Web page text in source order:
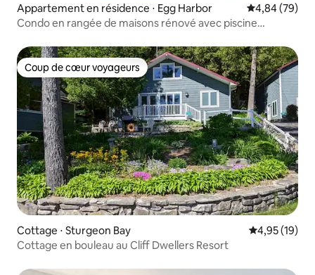
Appartement en résidence ⋅ Egg Harbor Évaluation
4,84 (79)
Condo en rangée de maisons rénové avec piscine
Coup de cœur voyageurs
Coup de cœur voyageurs
Cottage ⋅ Sturgeon Bay Évaluation
4,95 (19)
Cottage en bouleau au Cliff Dwellers Resort